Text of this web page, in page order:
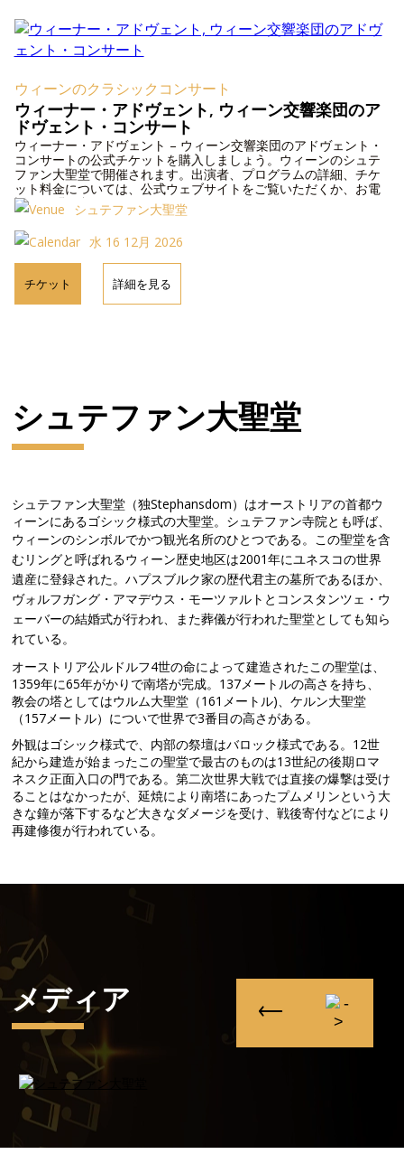
ウィーンのクラシックコンサート
ウィーナー・アドヴェント, ウィーン交響楽団のア
ドヴェント・コンサート
ウィーナー・アドヴェント – ウィーン交響楽団のアドヴェント・
コンサートの公式チケットを購入しましょう。ウィーンのシュテ
ファン大聖堂で開催されます。出演者、プログラムの詳細、チケ
ット料金については、公式ウェブサイトをご覧いただくか、お電
話でお問い合わせください。
シュテファン大聖堂
水 16 12月 2026
チケット 詳細を見る
シュテファン大聖堂
シュテファン大聖堂（独Stephansdom）はオーストリアの首都ウ
ィーンにあるゴシック様式の大聖堂。シュテファン寺院とも呼ば、
ウィーンのシンボルでかつ観光名所のひとつである。この聖堂を含
むリングと呼ばれるウィーン歴史地区は2001年にユネスコの世界
遺産に登録された。ハプスブルク家の歴代君主の墓所であるほか、
ヴォルフガング・アマデウス・モーツァルトとコンスタンツェ・ウ
ェーバーの結婚式が行われ、また葬儀が行われた聖堂としても知ら
れている。
オーストリア公ルドルフ4世の命によって建造されたこの聖堂は、
1359年に65年がかりで南塔が完成。137メートルの高さを持ち、
教会の塔としてはウルム大聖堂（161メートル)、ケルン大聖堂
（157メートル）についで世界で3番目の高さがある。
外観はゴシック様式で、内部の祭壇はバロック様式である。12世
紀から建造が始まったこの聖堂で最古のものは13世紀の後期ロマ
ネスク正面入口の門である。第二次世界大戦では直接の爆撃は受け
ることはなかったが、延焼により南塔にあったプムメリンという大
きな鐘が落下するなど大きなダメージを受け、戦後寄付などにより
再建修復が行われている。
メディア